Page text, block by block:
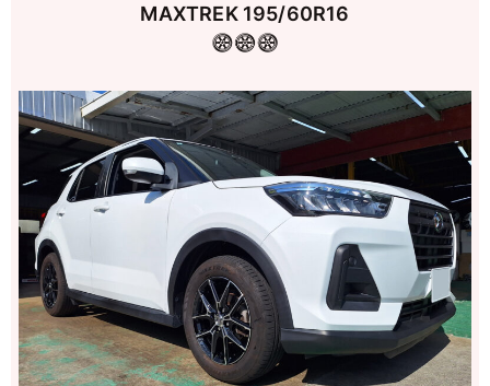
MAXTREK 195/60R16